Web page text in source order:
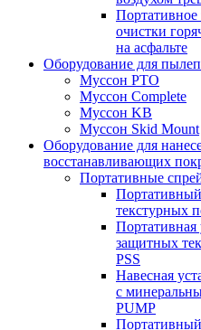
Портативное
очистки
на асфальте
Оборудование для
Муссон PTO
Муссон Complete
Муссон KB
Муссон Skid Mount
Оборудование для
восстанавливающих
Портативные
текстурных
Портативная
защитных
PSS
Навесная
с
PUMP